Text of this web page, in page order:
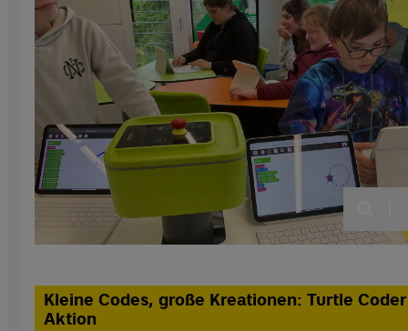
Kleine Codes, große Kreationen: Turtle
Aktion